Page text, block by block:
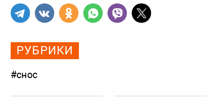
РУБРИКИ
#снос